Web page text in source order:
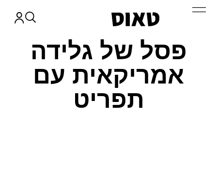
פסל של גלידה
אמריקאית עם
תפריט